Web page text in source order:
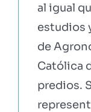
al igual
estudios
de
Católica
predios.